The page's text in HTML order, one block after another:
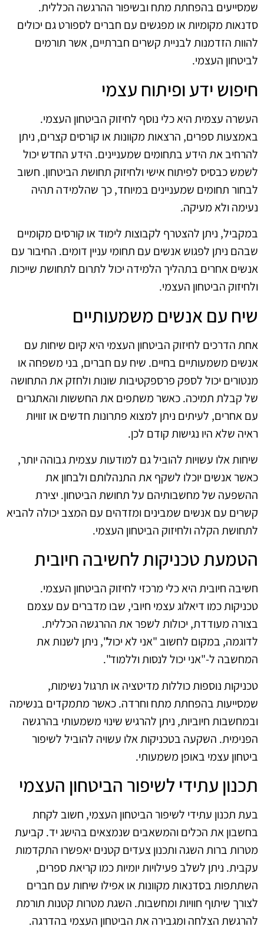
שמסייעים בהפחתת מתח ובשיפור ההרגשה הכללית.
סדנאות מקומיות או מפגשים עם חברים לספורט גם יכולים
להוות הזדמנות לבניית קשרים חברתיים, אשר תורמים
לביטחון העצמי.
חיפוש ידע ופיתוח עצמי
העשרה עצמית היא כלי נוסף לחיזוק הביטחון העצמי.
באמצעות ספרים, הרצאות מקוונות או קורסים קצרים, ניתן
להרחיב את הידע בתחומים שמעניינים. הידע החדש יכול
לשמש כבסיס לפיתוח אישי ולחיזוק תחושת הביטחון. חשוב
לבחור תחומים שמעניינים במיוחד, כך שהלמידה תהיה
נעימה ולא מעיקה.
במקביל, ניתן להצטרף לקבוצות לימוד או קורסים מקומיים
שבהם ניתן לפגוש אנשים עם תחומי עניין דומים. החיבור עם
אנשים אחרים בתהליך הלמידה יכול לתרום לתחושת שייכות
ולחיזוק הביטחון העצמי.
שיח עם אנשים משמעותיים
אחת הדרכים לחיזוק הביטחון העצמי היא קיום שיחות עם
אנשים משמעותיים בחיים. שיח עם חברים, בני משפחה או
מנטורים יכול לספק פרספקטיבות שונות ולחזק את התחושה
של קבלת תמיכה. כאשר משתפים את החששות והאתגרים
עם אחרים, לעיתים ניתן למצוא פתרונות חדשים או זוויות
ראיה שלא היו נגישות קודם לכן.
שיחות אלו עשויות להוביל גם למודעות עצמית גבוהה יותר,
כאשר אנשים יוכלו לשקף את התנהלותם ולבחון את
ההשפעה של מחשבותיהם על תחושת הביטחון. יצירת
קשרים עם אנשים שמבינים ומזדהים עם המצב יכולה להביא
לתחושת הקלה ולחיזוק הביטחון העצמי.
הטמעת טכניקות לחשיבה חיובית
חשיבה חיובית היא כלי מרכזי לחיזוק הביטחון העצמי.
טכניקות כמו דיאלוג עצמי חיובי, שבו מדברים עם עצמם
בצורה מעודדת, יכולות לשפר את ההרגשה הכללית.
לדוגמה, במקום לחשוב "אני לא יכול", ניתן לשנות את
המחשבה ל-"אני יכול לנסות וללמוד".
טכניקות נוספות כוללות מדיטציה או תרגול נשימות,
שמסייעות בהפחתת מתח וחרדה. כאשר מתמקדים בנשימה
ובמחשבות חיוביות, ניתן להרגיש שינוי משמעותי בהרגשה
הפנימית. השקעה בטכניקות אלו עשויה להוביל לשיפור
ביטחון עצמי באופן משמעותי.
תכנון עתידי לשיפור הביטחון העצמי
בעת תכנון עתידי לשיפור הביטחון העצמי, חשוב לקחת
בחשבון את הכלים והמשאבים שנמצאים בהישג יד. קביעת
מטרות ברות השגה ותכנון צעדים קטנים יאפשרו התקדמות
עקבית. ניתן לשלב פעילויות יומיות כמו קריאת ספרים,
השתתפות בסדנאות מקוונות או אפילו שיחות עם חברים
לצורך שיתוף חוויות ומחשבות. השגת מטרות קטנות תורמת
להרגשת הצלחה ומגבירה את הביטחון העצמי בהדרגה.